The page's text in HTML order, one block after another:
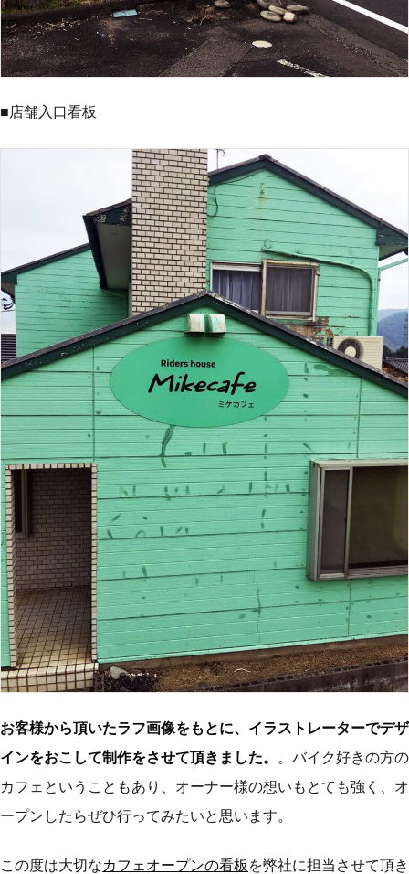
■店舗入口看板
お客様から頂いたラフ画像をもとに、イラストレーターでデザ
インをおこして制作をさせて頂きました。
。バイク好きの方の
カフェということもあり、オーナー様の想いもとても強く、オ
ープンしたらぜひ行ってみたいと思います。
この度は大切なカフェオープンの看板 を弊社に担当させて頂き